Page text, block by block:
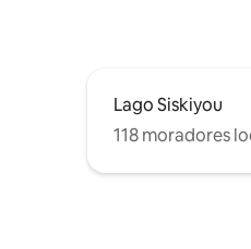
Lago Siskiyou
118 moradores